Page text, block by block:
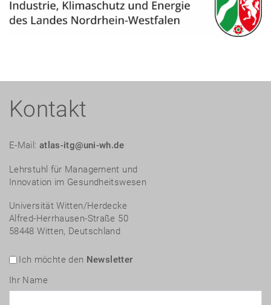
Kontakt
E-Mail: atlas-itg@uni-wh.de
Lehrstuhl für Management und
Innovation im Gesundheitswesen
Universität Witten/Herdecke
Alfred-Herrhausen-Straße 50
58448 Witten, Deutschland
Ich möchte den Newsletter
Ihr Name